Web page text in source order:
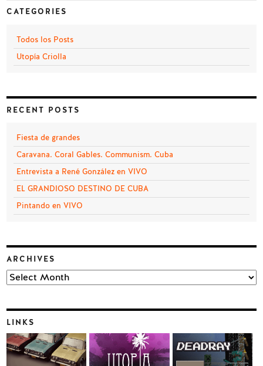
CATEGORIES
Todos los Posts
Utopía Criolla
RECENT POSTS
Fiesta de grandes
Caravana. Coral Gables. Communism. Cuba
Entrevista a René González en VIVO
EL GRANDIOSO DESTINO DE CUBA
Pintando en VIVO
ARCHIVES
Archives
LINKS